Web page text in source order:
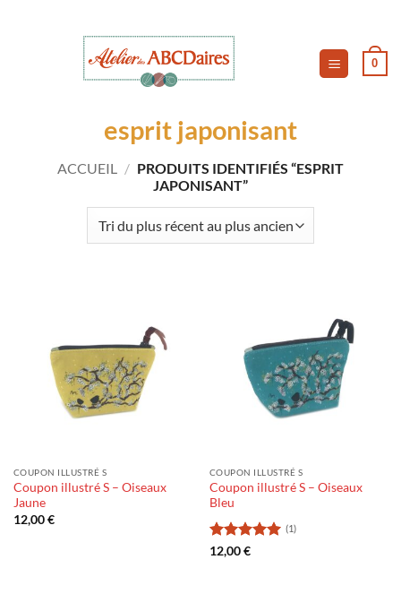
0
esprit japonisant
ACCUEIL / PRODUITS IDENTIFIÉS “ESPRIT
JAPONISANT”
COUPON ILLUSTRÉ S
Coupon illustré S – Oiseaux
Jaune
12,00€
COUPON ILLUSTRÉ S
Coupon illustré S – Oiseaux
Bleu
Note5
(1)
12,00€